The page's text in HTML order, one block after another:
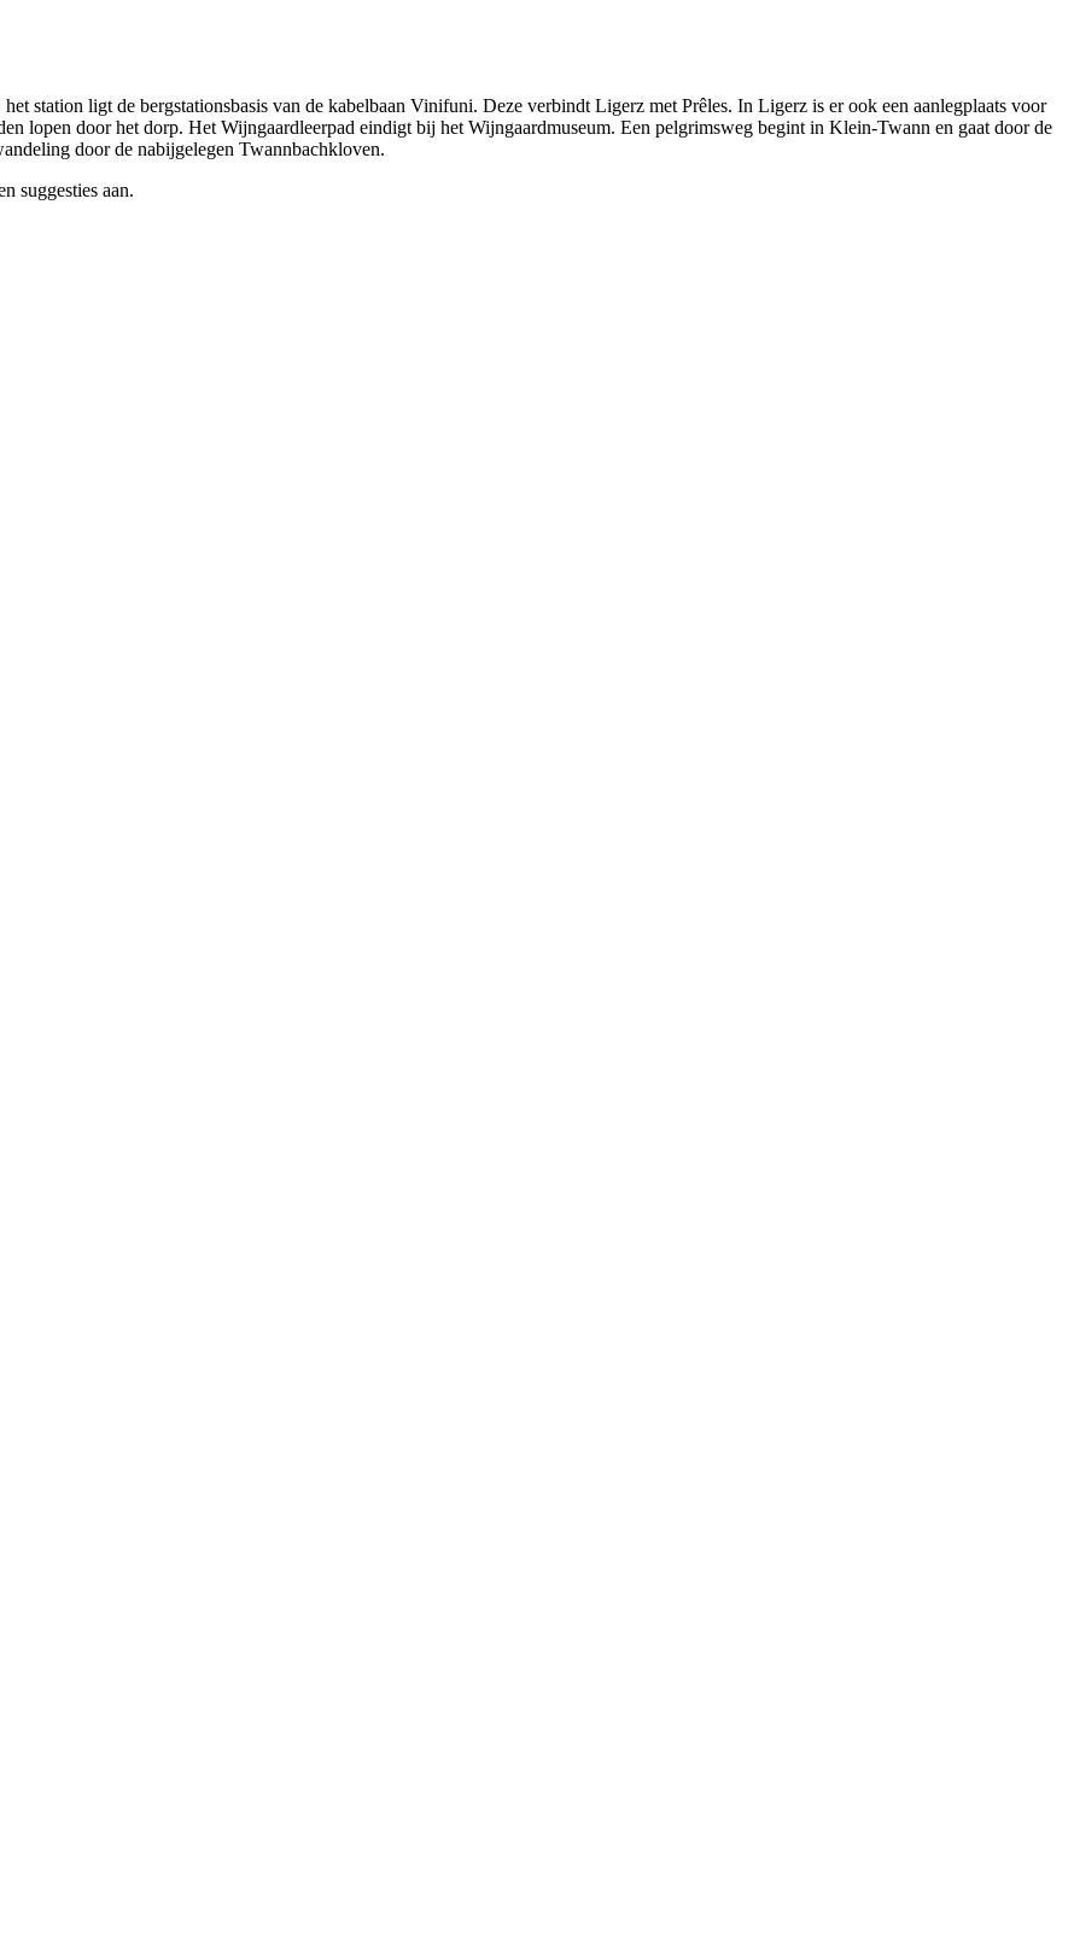
station ligt de bergstationsbasis van de kabelbaan Vinifuni. Deze verbindt Ligerz met Prêles. In Ligerz is er ook een aanlegplaats voor
lopen door het dorp. Het Wijngaardleerpad eindigt bij het Wijngaardmuseum. Een pelgrimsweg begint in Klein-Twann en gaat door de
door de nabijgelegen Twannbachkloven.
suggesties aan.